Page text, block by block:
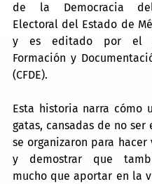
de la Democracia
Electoral del Estado de
y es editado por el
Formación y
(CFDE).
Esta historia narra cómo
gatas, cansadas de no ser
se organizaron para hacer
y demostrar que
mucho que aportar en la